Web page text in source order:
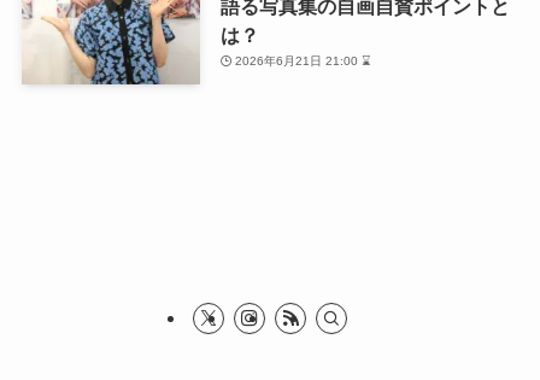
語る写真集の自画自賛ポイントと
は？
2026年6月21日 21:00 ⌛